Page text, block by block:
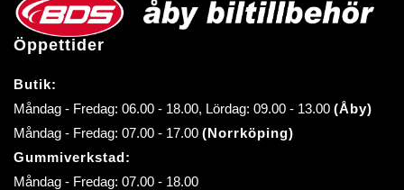
Öppettider
Butik:
Måndag - Fredag: 06.00 - 18.00, Lördag: 09.00 - 13.00 (Åby)
Måndag - Fredag: 07.00 - 17.00 (Norrköping)
Gummiverkstad:
Måndag - Fredag: 07.00 - 18.00